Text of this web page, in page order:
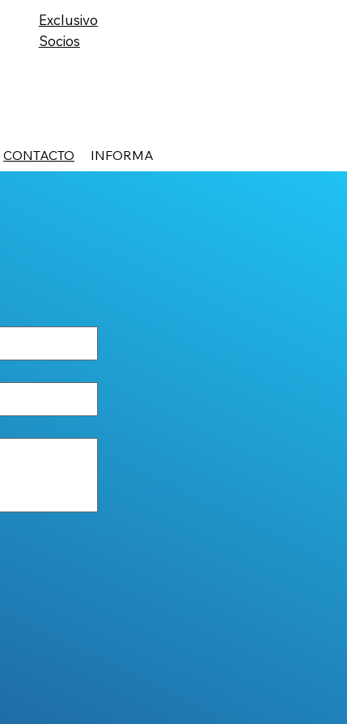
Exclusivo
Socios
CONTACTO INFORMA